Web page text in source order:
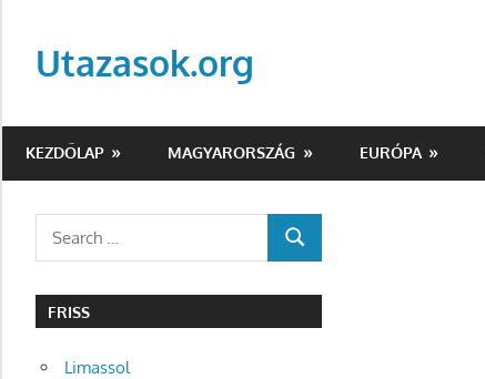
contentUtazasok.org
KEZDŐLAP MAGYARORSZÁG EURÓPA
SEARCH
FRISS
Limassol